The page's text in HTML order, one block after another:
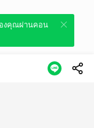
นี้บน
งคุณผ่านคอน